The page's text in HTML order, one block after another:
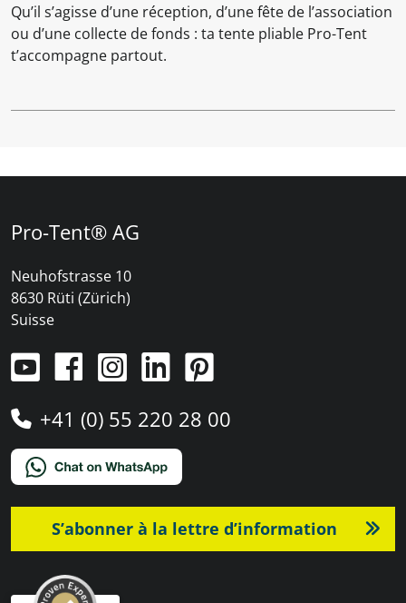
Qu’il s’agisse d’une réception, d’une fête de l’association
ou d’une collecte de fonds : ta tente pliable Pro-Tent
t’accompagne partout.
Pro-Tent® AG
Neuhofstrasse 10
8630 Rüti (Zürich)
Suisse
+41 (0) 55 220 28 00
S’abonner à la lettre d’information